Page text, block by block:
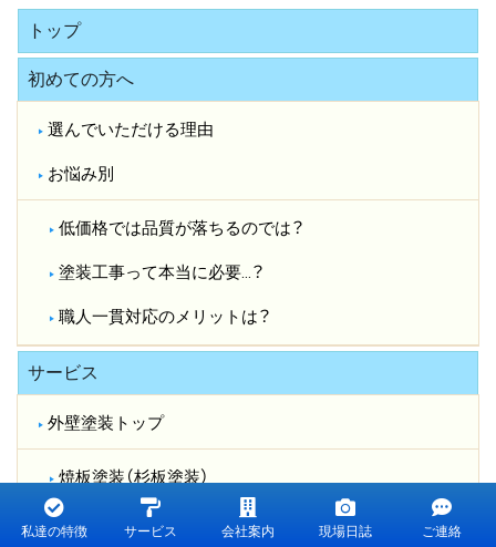
トップ
初めての方へ
選んでいただける理由
お悩み別
低価格では品質が落ちるのでは？​
塗装工事って本当に必要…？​
職人一貫対応のメリットは？​
サービス
外壁塗装トップ
焼板塗装（杉板塗装）
外壁クリヤー塗装
私達の特徴 サービス 会社案内 現場日誌 ご連絡